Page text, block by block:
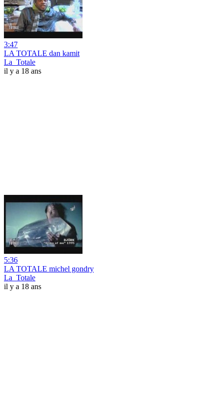
3:47
LA TOTALE dan kamit
La_Totale
il y a 18 ans
5:36
LA TOTALE michel gondry
La_Totale
il y a 18 ans